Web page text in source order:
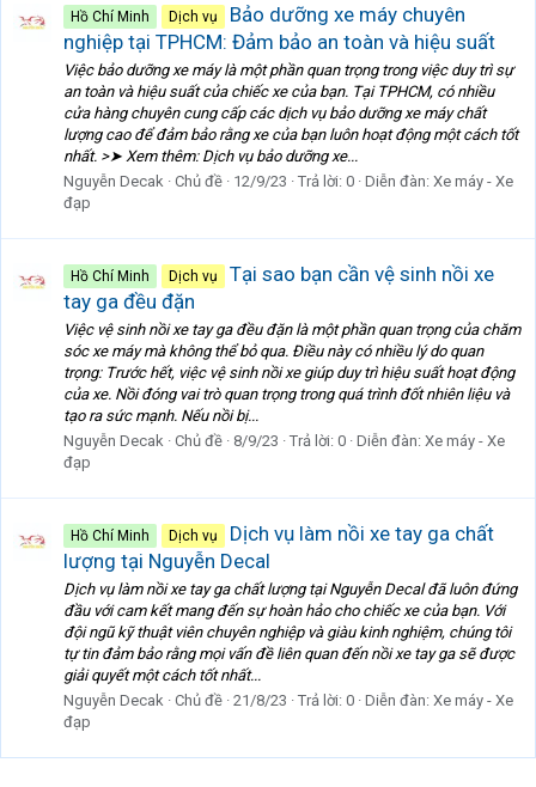
Hồ Chí Minh Dịch vụ
Bảo dưỡng xe máy chuyên
nghiệp tại TPHCM: Đảm bảo an toàn và hiệu suất
Việc bảo dưỡng xe máy là một phần quan trọng trong việc duy trì sự
an toàn và hiệu suất của chiếc xe của bạn. Tại TPHCM, có nhiều
cửa hàng chuyên cung cấp các dịch vụ bảo dưỡng xe máy chất
lượng cao để đảm bảo rằng xe của bạn luôn hoạt động một cách tốt
nhất. >➤ Xem thêm: Dịch vụ bảo dưỡng xe...
Nguyễn Decak Chủ đề 12/9/23 Trả lời: 0 Diễn đàn: Xe máy - Xe
đạp
Hồ Chí Minh Dịch vụ
Tại sao bạn cần vệ sinh nồi xe
tay ga đều đặn
Việc vệ sinh nồi xe tay ga đều đặn là một phần quan trọng của chăm
sóc xe máy mà không thể bỏ qua. Điều này có nhiều lý do quan
trọng: Trước hết, việc vệ sinh nồi xe giúp duy trì hiệu suất hoạt động
của xe. Nồi đóng vai trò quan trọng trong quá trình đốt nhiên liệu và
tạo ra sức mạnh. Nếu nồi bị...
Nguyễn Decak Chủ đề 8/9/23 Trả lời: 0 Diễn đàn: Xe máy - Xe
đạp
Hồ Chí Minh Dịch vụ
Dịch vụ làm nồi xe tay ga chất
lượng tại Nguyễn Decal
Dịch vụ làm nồi xe tay ga chất lượng tại Nguyễn Decal đã luôn đứng
đầu với cam kết mang đến sự hoàn hảo cho chiếc xe của bạn. Với
đội ngũ kỹ thuật viên chuyên nghiệp và giàu kinh nghiệm, chúng tôi
tự tin đảm bảo rằng mọi vấn đề liên quan đến nồi xe tay ga sẽ được
giải quyết một cách tốt nhất...
Nguyễn Decak Chủ đề 21/8/23 Trả lời: 0 Diễn đàn: Xe máy - Xe
đạp